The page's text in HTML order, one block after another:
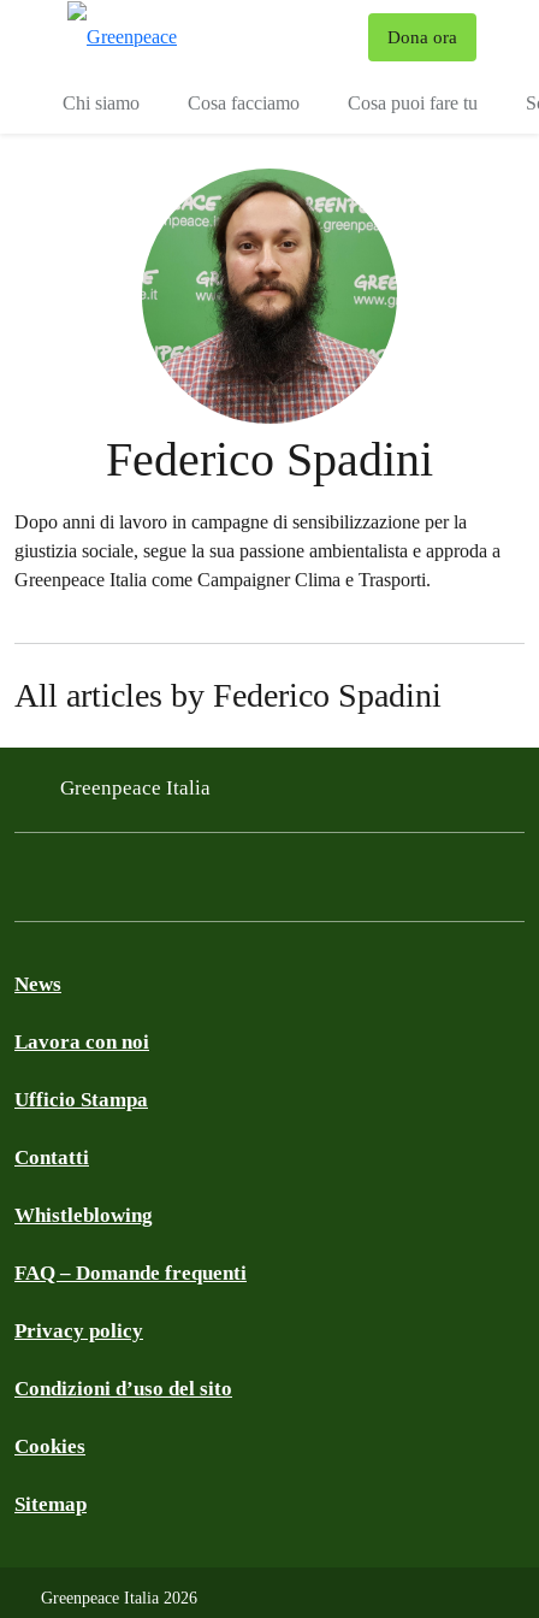
Dona ora
Chi siamo Cosa facciamo Cosa puoi fare tu
Federico Spadini
Dopo anni di lavoro in campagne di sensibilizzazione per la
giustizia sociale, segue la sua passione ambientalista e approda a
Greenpeace Italia come Campaigner Clima e Trasporti.
All articles by Federico Spadini
Greenpeace Italia
News
Lavora con noi
Ufficio Stampa
Contatti
Whistleblowing
FAQ – Domande frequenti
Privacy policy
Condizioni d’uso del sito
Cookies
Sitemap
Greenpeace Italia 2026